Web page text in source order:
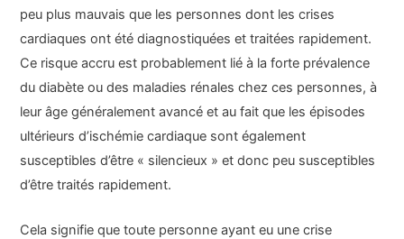
peu plus mauvais que les personnes dont les crises
cardiaques ont été diagnostiquées et traitées rapidement.
Ce risque accru est probablement lié à la forte prévalence
du diabète ou des maladies rénales chez ces personnes, à
leur âge généralement avancé et au fait que les épisodes
ultérieurs d’ischémie cardiaque sont également
susceptibles d’être « silencieux » et donc peu susceptibles
d’être traités rapidement.
Cela signifie que toute personne ayant eu une crise